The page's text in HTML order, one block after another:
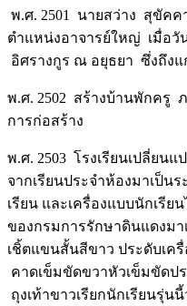
พ.ศ. 2501 นายสว่าง สุขัค
ตำแหน่งอาจารย์ใหญ่ เมื่อ
อิศรางกูร ณ อยุธยา ซึ่งถึงแ
พ.ศ. 2502 สร้างบ้านพักครู
การก่อสร้าง
พ.ศ. 2503 โรงเรียนเปลี่ยน
จากเรียนประจำห้องมาเป็น
เรียน และเครื่องแบบนักเรี
ของกรมการรักษาดินแดงมา
เชิ้ตแขนสั้นสีขาว ประดับเครื่
คาดเข็มขัดขวาหัวเข็มขัดป
ถุงเท้าขาวเรียกนักเรียนรุ่